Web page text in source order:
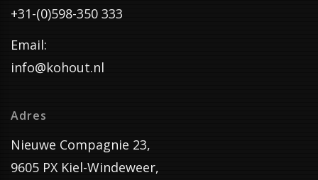
+31-(0)598-350 333
Email:
info@kohout.nl
Adres
Nieuwe Compagnie 23,
9605 PX Kiel-Windeweer,